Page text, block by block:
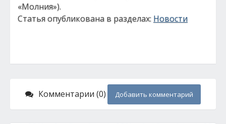
«Молния»).
Статья опубликована в разделах: Новости
Комментарии (0) Добавить комментарий